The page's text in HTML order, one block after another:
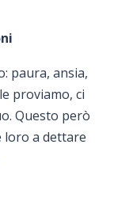
paura, ansia,
proviamo, ci
Questo però
loro a dettare